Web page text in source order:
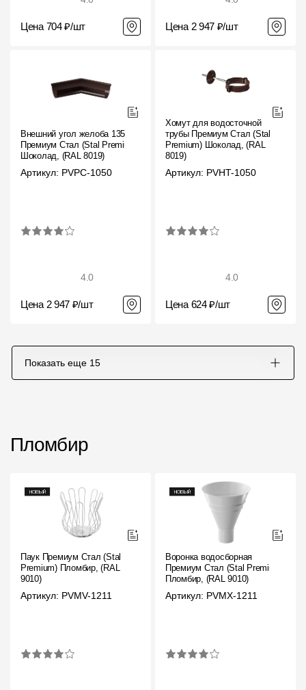
Цена 704 ₽/шт Цена 2 947 ₽/шт
Внешний угол желоба 135˚
Премиум Стал (Stal Premium)
Шоколад, (RAL 8019)
Артикул: PVPC-1050
4.0
Цена 2 947 ₽/шт
Хомут для водосточной
трубы Премиум Стал (Stal
Premium) Шоколад, (RAL
8019)
Артикул: PVHT-1050
4.0
Цена 624 ₽/шт
Показать еще 15
Пломбир
Паук Премиум Стал (Stal
Premium) Пломбир, (RAL
9010)
Артикул: PVMV-1211
Воронка водосборная
Премиум Стал (Stal Premium)
Пломбир, (RAL 9010)
Артикул: PVMX-1211